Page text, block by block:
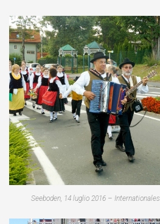
Seeboden, 14 luglio 2016 –